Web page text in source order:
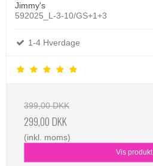
Jimmy's
592025_L-3-10/GS+1+3
1-4 Hverdage
399,00 DKK
299,00 DKK
(inkl. moms)
Vis produkt